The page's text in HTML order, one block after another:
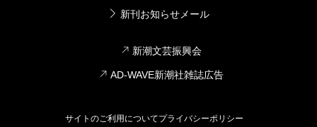
新刊お知らせメール
新潮文芸振興会
AD-WAVE新潮社雑誌広告
サイトのご利用についてプライバシーポリシー